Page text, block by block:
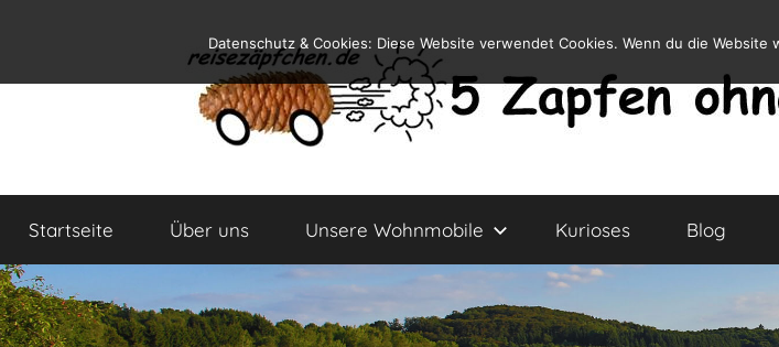
springen
Reiseblog
und
Leben
Startseite Über uns Unsere Wohnmobile Kurioses Blog
Datenschutz & Cookies: Diese Website verwendet Cookies. Wenn du die